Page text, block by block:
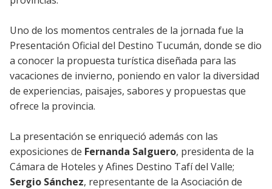
Uno de los momentos centrales de la jornada fue la
Presentación Oficial del Destino Tucumán, donde se dio
a conocer la propuesta turística diseñada para las
vacaciones de invierno, poniendo en valor la diversidad
de experiencias, paisajes, sabores y propuestas que
ofrece la provincia.
La presentación se enriqueció además con las
exposiciones de Fernanda Salguero, presidenta de la
Cámara de Hoteles y Afines Destino Tafí del Valle;
Sergio Sánchez, representante de la Asociación de